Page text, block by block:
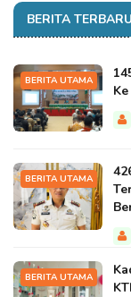
BERITA TERBARU
BERITA UTAMA
BERITA UTAMA
BERITA UTAMA